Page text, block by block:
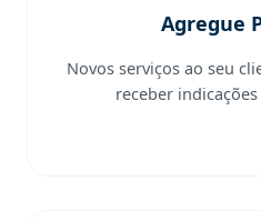
Agregue
Novos serviços ao seu
receber